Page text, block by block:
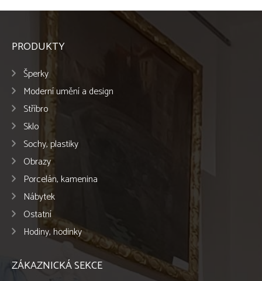
PRODUKTY
Šperky
Moderní umění a design
Stříbro
Sklo
Sochy, plastiky
Obrazy
Porcelán, kamenina
Nábytek
Ostatní
Hodiny, hodinky
ZÁKAZNICKÁ SEKCE